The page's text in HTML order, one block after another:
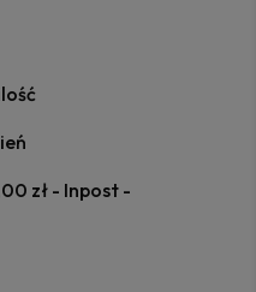
zł- Inpost -